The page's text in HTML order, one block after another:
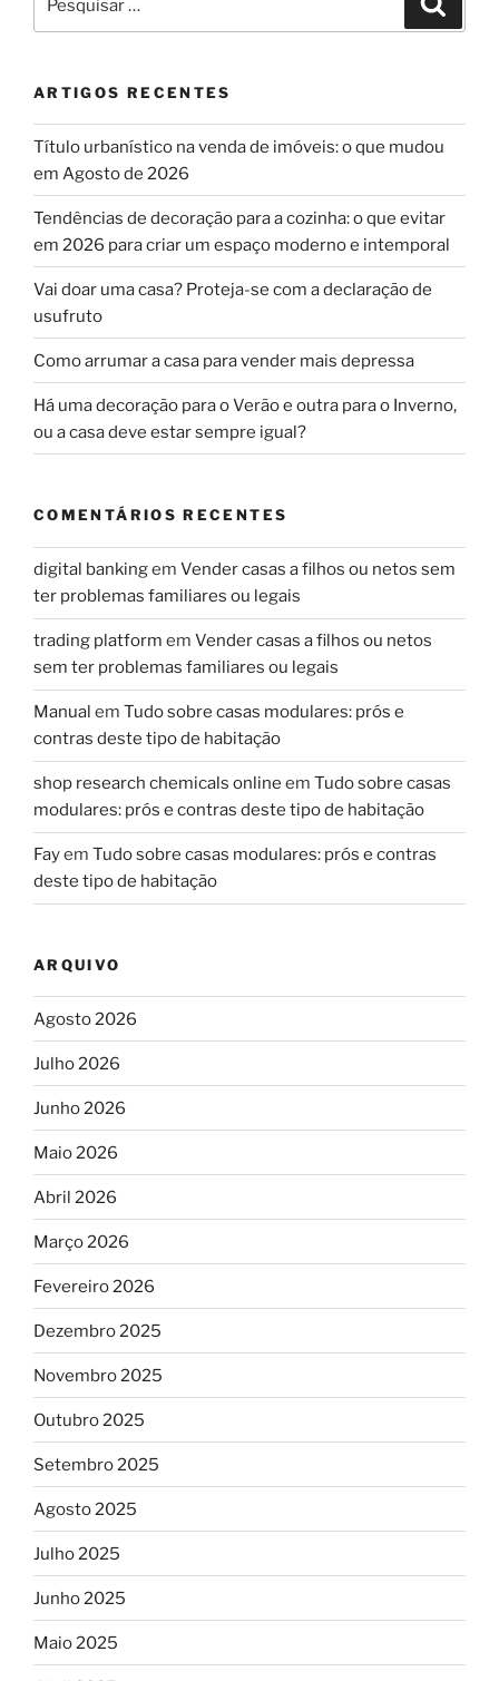
por:
ARTIGOS RECENTES
Título urbanístico na venda de imóveis: o que mudou
em Agosto de 2026
Tendências de decoração para a cozinha: o que evitar
em 2026 para criar um espaço moderno e intemporal
Vai doar uma casa? Proteja-se com a declaração de
usufruto
Como arrumar a casa para vender mais depressa
Há uma decoração para o Verão e outra para o Inverno,
ou a casa deve estar sempre igual?
COMENTÁRIOS RECENTES
digital bankingem Vender casas a filhos ou netos sem
ter problemas familiares ou legais
trading platform em Vender casas a filhos ou netos
sem ter problemas familiares ou legais
Manual em Tudo sobre casas modulares: prós e
contras deste tipo de habitação
shop research chemicals online em Tudo sobre casas
modulares: prós e contras deste tipo de habitação
Fayem Tudo sobre casas modulares: prós e contras
deste tipo de habitação
ARQUIVO
Agosto 2026
Julho 2026
Junho 2026
Maio 2026
Abril 2026
Março 2026
Fevereiro 2026
Dezembro 2025
Novembro 2025
Outubro 2025
Setembro 2025
Agosto 2025
Julho 2025
Junho 2025
Maio 2025